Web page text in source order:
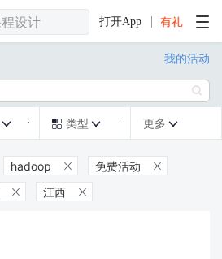
打开App
我的活动

  类型  更多 
hadoop  免费活动 
 江西 